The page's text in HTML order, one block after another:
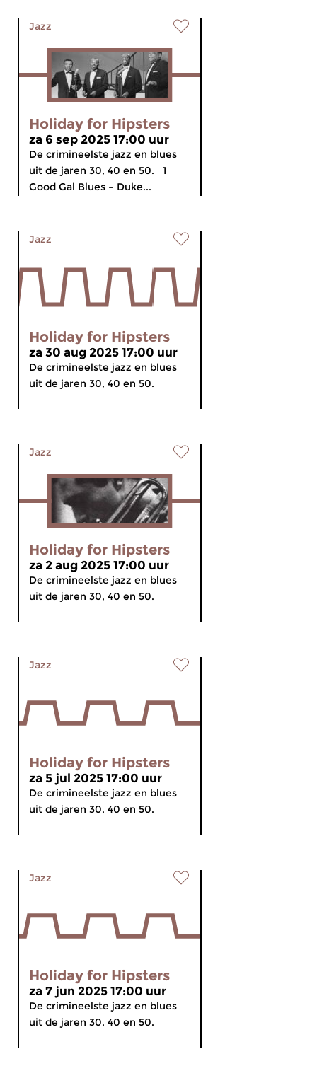
Jazz
Holiday for Hipsters
za 6 sep 2025 17:00 uur
De crimineelste jazz en blues
uit de jaren 30, 40 en 50. 1
Good Gal Blues – Duke...
Jazz
Holiday for Hipsters
za 30 aug 2025 17:00 uur
De crimineelste jazz en blues
uit de jaren 30, 40 en 50.
Jazz
Holiday for Hipsters
za 2 aug 2025 17:00 uur
De crimineelste jazz en blues
uit de jaren 30, 40 en 50.
Jazz
Holiday for Hipsters
za 5 jul 2025 17:00 uur
De crimineelste jazz en blues
uit de jaren 30, 40 en 50.
Jazz
Holiday for Hipsters
za 7 jun 2025 17:00 uur
De crimineelste jazz en blues
uit de jaren 30, 40 en 50.